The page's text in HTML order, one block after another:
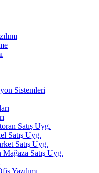
Sistemleri
Satış Uyg.
Satış Uyg.
Satış Uyg.
Mağaza Satış Uyg.
Yazılımı